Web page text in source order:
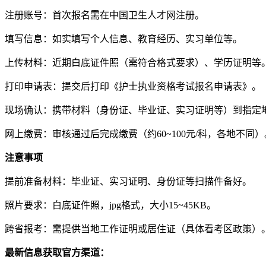
注册账号：首次报名需在中国卫生人才网注册。
填写信息：如实填写个人信息、教育经历、实习单位等。
上传材料：近期白底证件照（需符合格式要求）、学历证明等。
打印申请表：提交后打印《护士执业资格考试报名申请表》。
现场确认：携带材料（身份证、毕业证、实习证明等）到指定
网上缴费：审核通过后完成缴费（约60~100元/科，各地不同）
注意事项
提前准备材料：毕业证、实习证明、身份证等扫描件备好。
照片要求：白底证件照，jpg格式，大小15~45KB。
跨省报考：需提供当地工作证明或居住证（具体看考区政策）。
最新信息获取官方渠道：